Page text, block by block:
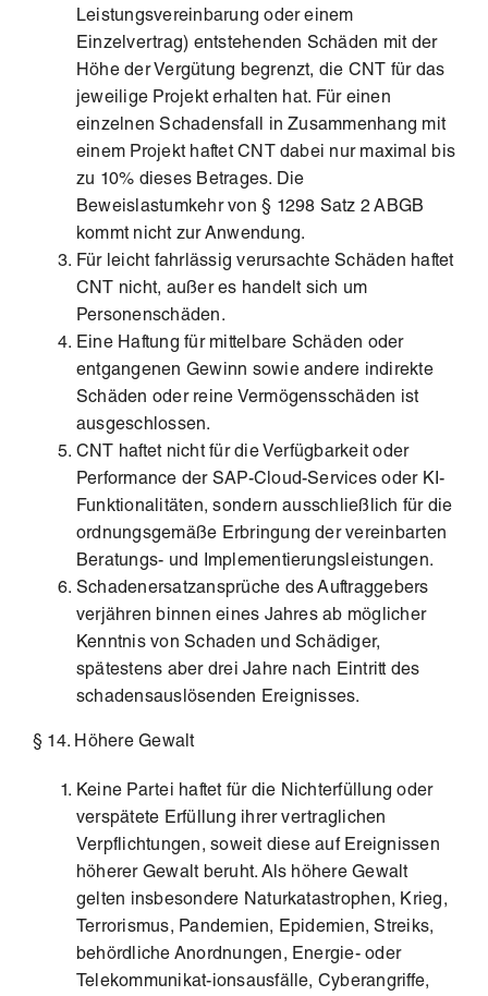
Leistungsvereinbarung oder einem
Einzelvertrag) entstehenden Schäden mit der
Höhe der Vergütung begrenzt, die CNT für das
jeweilige Projekt erhalten hat. Für einen
einzelnen Schadensfall in Zusammenhang mit
einem Projekt haftet CNT dabei nur maximal bis
zu 10% dieses Betrages. Die
Beweislastumkehr von § 1298 Satz 2 ABGB
kommt nicht zur Anwendung.
Für leicht fahrlässig verursachte Schäden haftet
CNT nicht, außer es handelt sich um
Personenschäden.
Eine Haftung für mittelbare Schäden oder
entgangenen Gewinn sowie andere indirekte
Schäden oder reine Vermögensschäden ist
ausgeschlossen.
CNT haftet nicht für die Verfügbarkeit oder
Performance der SAP-Cloud-Services oder KI-
Funktionalitäten, sondern ausschließlich für die
ordnungsgemäße Erbringung der vereinbarten
Beratungs- und Implementierungsleistungen.
Schadenersatzansprüche des Auftraggebers
verjähren binnen eines Jahres ab möglicher
Kenntnis von Schaden und Schädiger,
spätestens aber drei Jahre nach Eintritt des
schadensauslösenden Ereignisses.
§ 14. Höhere Gewalt
Keine Partei haftet für die Nichterfüllung oder
verspätete Erfüllung ihrer vertraglichen
Verpflichtungen, soweit diese auf Ereignissen
höherer Gewalt beruht. Als höhere Gewalt
gelten insbesondere Naturkatastrophen, Krieg,
Terrorismus, Pandemien, Epidemien, Streiks,
behördliche Anordnungen, Energie- oder
Telekommunikat-ionsausfälle, Cyberangriffe,